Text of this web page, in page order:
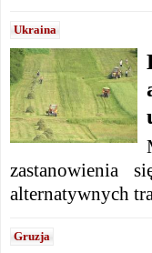
Ukraina
zastanowienia
alternatywnych
Gruzja